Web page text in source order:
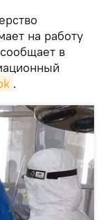
на работу
в
.